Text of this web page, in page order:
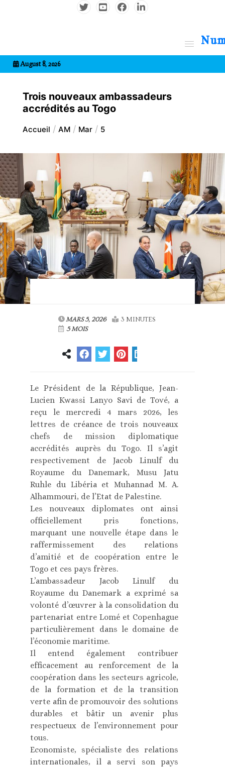
August 8, 2026
Trois nouveaux ambassadeurs
accrédités au Togo
Accueil AM Mar 5
MARS 5, 2026
3 MINUTES
5 MOIS
Le Président de la République, Jean-
Lucien Kwassi Lanyo Savi de Tové, a
reçu le mercredi 4 mars 2026, les
lettres de créance de trois nouveaux
chefs de mission diplomatique
accrédités auprès du Togo. Il s’agit
respectivement de Jacob Linulf du
Royaume du Danemark, Musu Jatu
Ruhle du Libéria et Muhannad M. A.
Alhammouri, de l’Etat de Palestine.
Les nouveaux diplomates ont ainsi
officiellement pris fonctions,
marquant une nouvelle étape dans le
raffermissement des relations
d’amitié et de coopération entre le
Togo et ces pays frères.
L’ambassadeur Jacob Linulf du
Royaume du Danemark a exprimé sa
volonté d’œuvrer à la consolidation du
partenariat entre Lomé et Copenhague
particulièrement dans le domaine de
l’économie maritime.
Il entend également contribuer
efficacement au renforcement de la
coopération dans les secteurs agricole,
de la formation et de la transition
verte afin de promouvoir des solutions
durables et bâtir un avenir plus
respectueux de l’environnement pour
tous.
Economiste, spécialiste des relations
internationales, il a servi son pays